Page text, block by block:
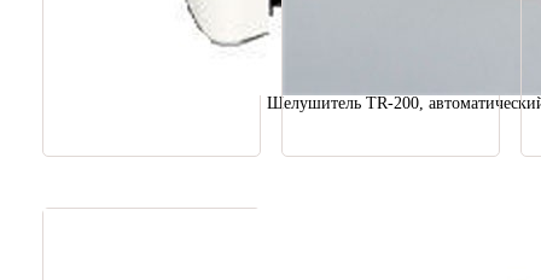
Шелушитель TR-200,